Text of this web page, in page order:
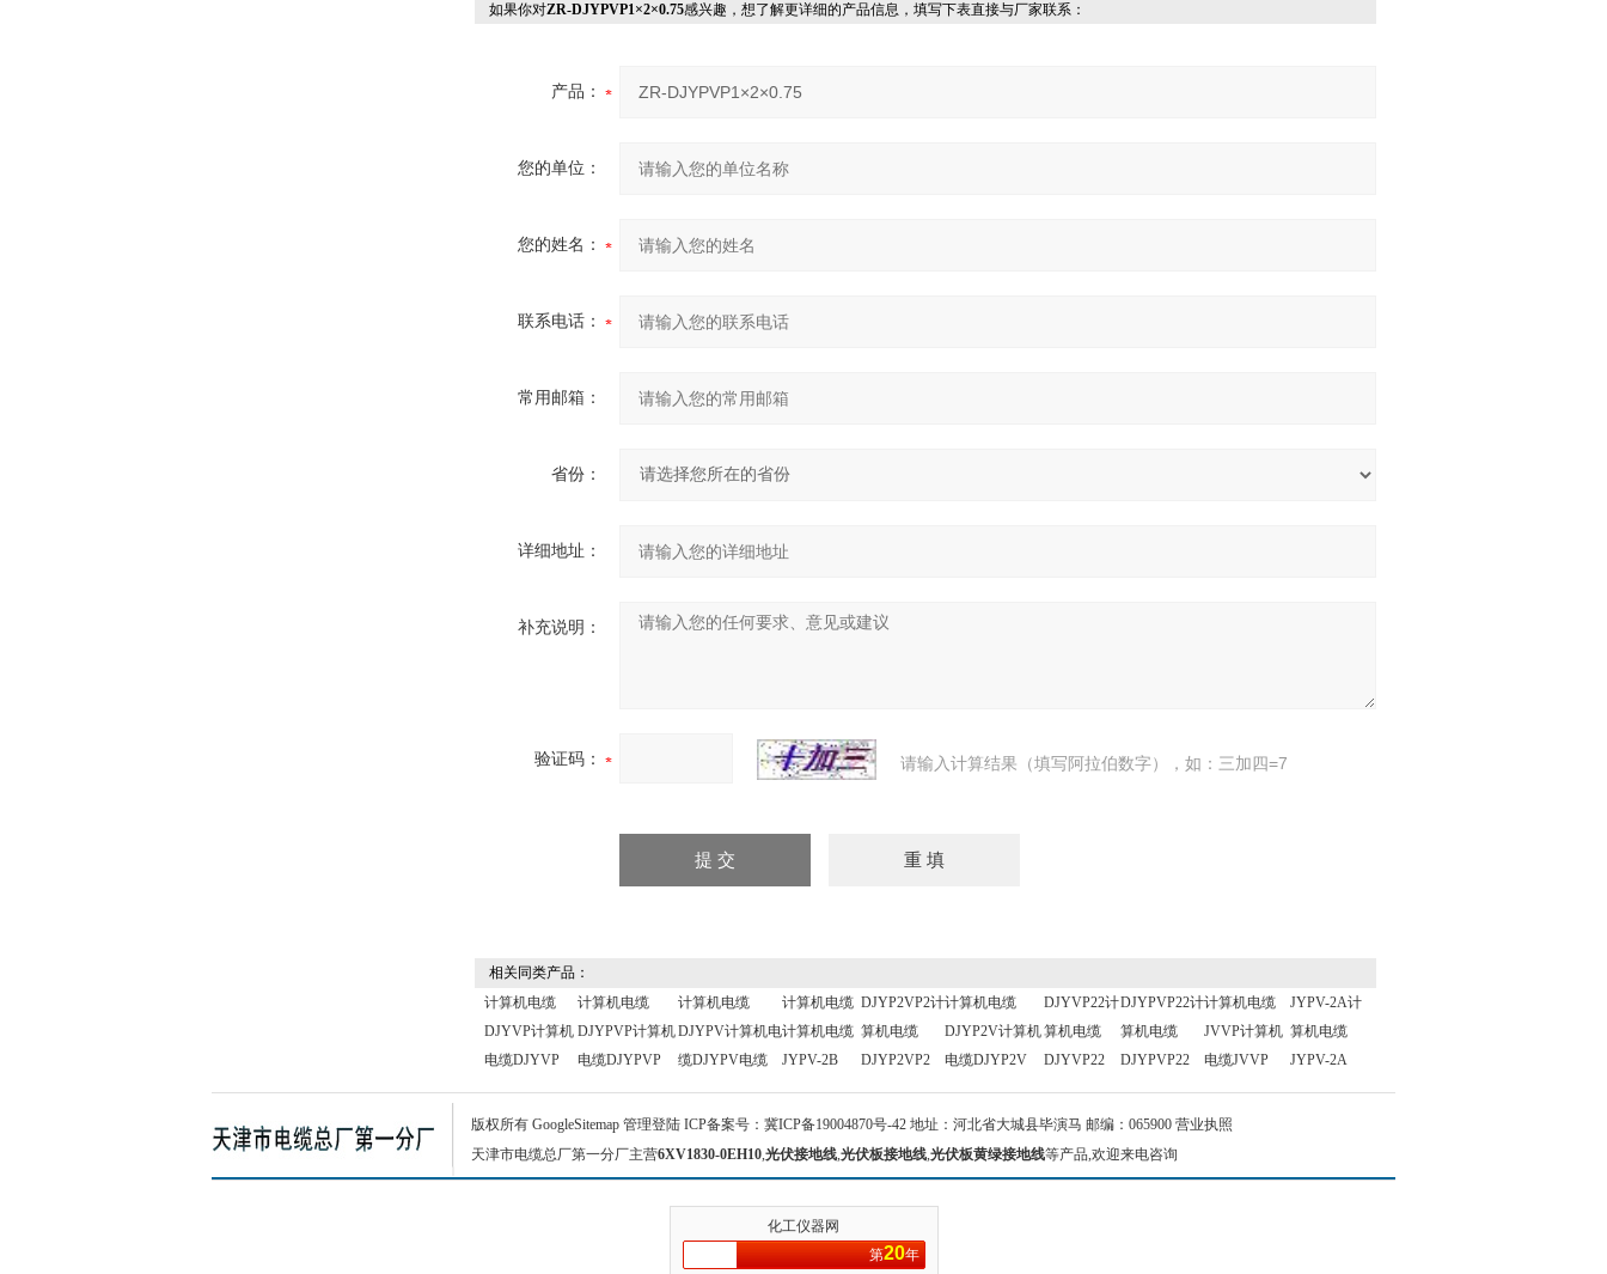
如果你对ZR-DJYPVP1×2×0.75感兴趣，想了解更详细的产品信息，填写下表直接与厂家联系：
产品：
您的单位：
您的姓名：
联系电话：
常用邮箱：
省份：
详细地址：
补充说明：
验证码： 请输入计算结果（填写阿拉伯数字），如：三加四=7
相关同类产品：
计算机电缆
DJYVP计算机
电缆DJYVP
计算机电缆
DJYPVP计算机
电缆DJYPVP
计算机电缆
DJYPV计算机电
缆DJYPV电缆
计算机电缆
计算机电缆
JYPV-2B
DJYP2VP2计
算机电缆
DJYP2VP2
计算机电缆
DJYP2V计算机
电缆DJYP2V
DJYVP22计
算机电缆
DJYVP22
DJYPVP22计
算机电缆
DJYPVP22
计算机电缆
JVVP计算机
电缆JVVP
JYPV-2A计
算机电缆
JYPV-2A
版权所有 GoogleSitemap 管理登陆 ICP备案号： 冀ICP备19004870号-42 地址：河北省大城县毕演马 邮编：065900 营业执照
天津市电缆总厂第一分厂主营6XV1830-0EH10,光伏接地线,光伏板接地线,光伏板黄绿接地线等产品,欢迎来电咨询
化工仪器网
第20年